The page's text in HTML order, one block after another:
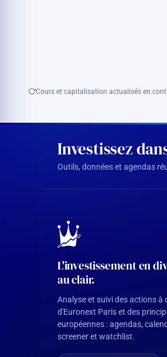
Cours et capitalisation actualisés en
Investissez
Outils, données et agendas
L'investissement en
au clair.
Analyse et suivi des actions à
d'Euronext Paris et des
européennes : agendas,
screener et watchlist.